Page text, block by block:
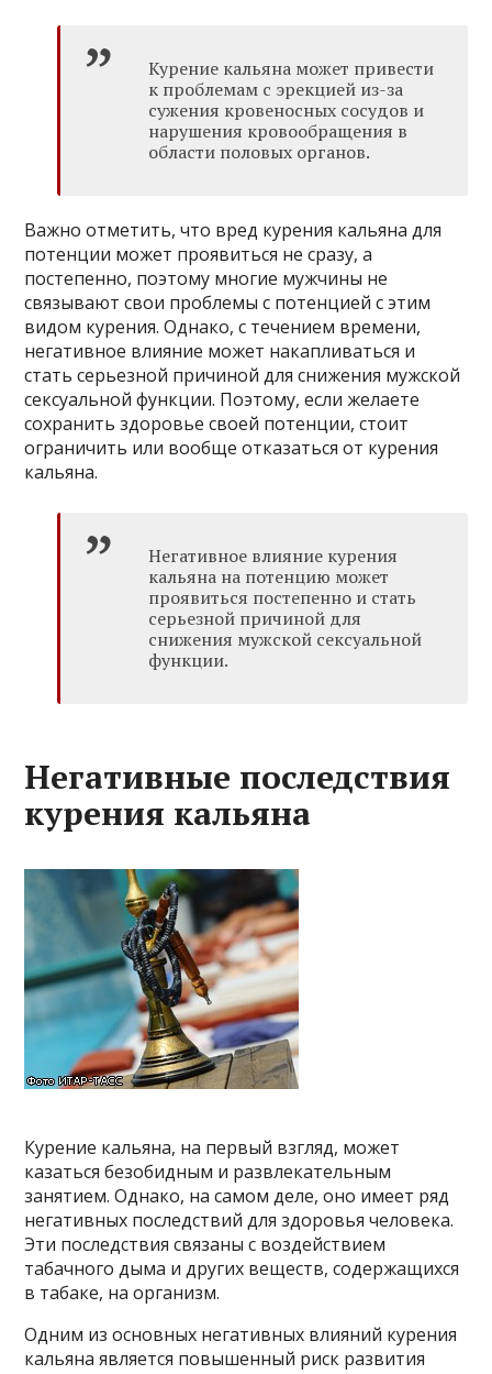
Курение кальяна может привести
к проблемам с эрекцией из-за
сужения кровеносных сосудов и
нарушения кровообращения в
области половых органов.
Важно отметить, что вред курения кальяна для
потенции может проявиться не сразу, а
постепенно, поэтому многие мужчины не
связывают свои проблемы с потенцией с этим
видом курения. Однако, с течением времени,
негативное влияние может накапливаться и
стать серьезной причиной для снижения мужской
сексуальной функции. Поэтому, если желаете
сохранить здоровье своей потенции, стоит
ограничить или вообще отказаться от курения
кальяна.
Негативное влияние курения
кальяна на потенцию может
проявиться постепенно и стать
серьезной причиной для
снижения мужской сексуальной
функции.
Негативные последствия
курения кальяна
Курение кальяна, на первый взгляд, может
казаться безобидным и развлекательным
занятием. Однако, на самом деле, оно имеет ряд
негативных последствий для здоровья человека.
Эти последствия связаны с воздействием
табачного дыма и других веществ, содержащихся
в табаке, на организм.
Одним из основных негативных влияний курения
кальяна является повышенный риск развития